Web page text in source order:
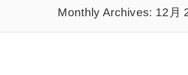
Monthly Archives: 12月